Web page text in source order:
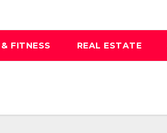
FITNESS REAL ESTATE